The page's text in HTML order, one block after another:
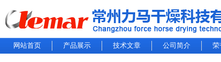
网站首页 产品展示 技术文章 公司简介 荣